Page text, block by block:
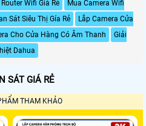
Wifi Giá Rẻ
Mua Camera Wifi
Sát Siêu Thị Gía Rẻ
Lắp Camera Cửa
Cho Cửa Hàng Có Âm Thanh
Giải
Dahua
SÁT GIÁ RẺ
THAM KHẢO